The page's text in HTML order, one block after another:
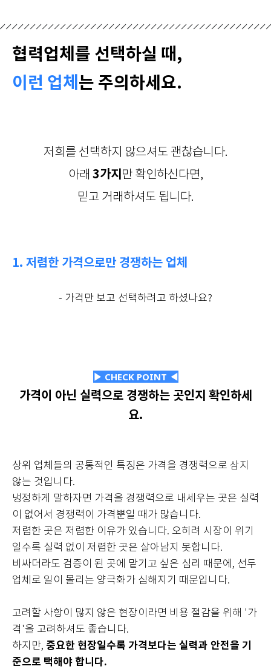
협력업체를 선택하실 때,
이런 업체 는 주의하세요.
저희를 선택하지 않으셔도 괜찮습니다.
아래 3가지 만 확인하신다면,
믿고 거래하셔도 됩니다.
1. 저렴한 가격으로만 경쟁하는 업체
- 가격만 보고 선택하려고 하셨나요?
▶ CHECK POINT ◀
가격이 아닌 실력으로 경쟁하는 곳인지 확인하세
요.
상위 업체들의 공통적인 특징은 가격을 경쟁력으로 삼지
않는 것입니다.
냉정하게 말하자면 가격을 경쟁력으로 내세우는 곳은 실력
이 없어서 경쟁력이 가격뿐일 때가 많습니다.
저렴한 곳은 저렴한 이유가 있습니다. 오히려 시장이 위기
일수록 실력 없이 저렴한 곳은 살아남지 못합니다.
비싸더라도 검증이 된 곳에 맡기고 싶은 심리 때문에, 선두
업체로 일이 몰리는 양극화가 심해지기 때문입니다.
고려할 사항이 많지 않은 현장이라면 비용 절감을 위해 '가
격'을 고려하셔도 좋습니다.
하지만, 중요한 현장일수록 가격보다는 실력과 안전을 기
준으로 택해야 합니다.